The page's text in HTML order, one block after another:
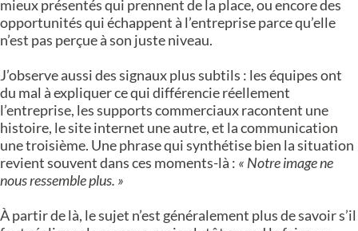
mieux présentés qui prennent de la place, ou encore des
opportunités qui échappent à l’entreprise parce qu’elle
n’est pas perçue à son juste niveau.
J’observe aussi des signaux plus subtils : les équipes ont
du mal à expliquer ce qui différencie réellement
l’entreprise, les supports commerciaux racontent une
histoire, le site internet une autre, et la communication
une troisième. Une phrase qui synthétise bien la situation
revient souvent dans ces moments-là : « Notre image ne
nous ressemble plus. »
À partir de là, le sujet n’est généralement plus de savoir s’il